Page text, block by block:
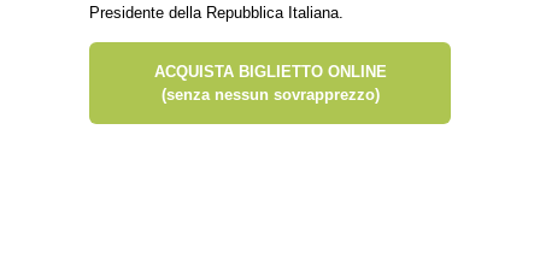
Presidente della Repubblica Italiana.
ACQUISTA BIGLIETTO ONLINE
(senza nessun sovrapprezzo)